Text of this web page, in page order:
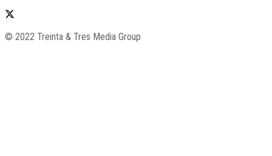
© 2022 Treinta & Tres Media Group